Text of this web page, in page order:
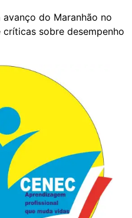
avanço do Maranhão no
críticas sobre desempenho